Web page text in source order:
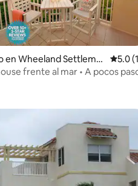
5.0 de 5, 3 reseñas
en Wheeland Settleme
5.0
frente al mar • A pocos